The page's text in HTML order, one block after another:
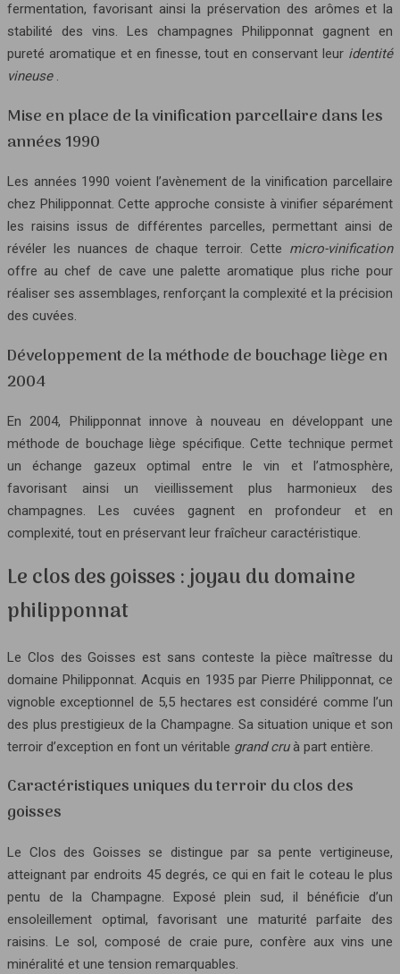
fermentation, favorisant ainsi la préservation des arômes et la
stabilité des vins. Les champagnes Philipponnat gagnent en
pureté aromatique et en finesse, tout en conservant leur identité
vineuse .
Mise en place de la vinification parcellaire dans les
années 1990
Les années 1990 voient l’avènement de la vinification parcellaire
chez Philipponnat. Cette approche consiste à vinifier séparément
les raisins issus de différentes parcelles, permettant ainsi de
révéler les nuances de chaque terroir. Cette micro-vinification
offre au chef de cave une palette aromatique plus riche pour
réaliser ses assemblages, renforçant la complexité et la précision
des cuvées.
Développement de la méthode de bouchage liège en
2004
En 2004, Philipponnat innove à nouveau en développant une
méthode de bouchage liège spécifique. Cette technique permet
un échange gazeux optimal entre le vin et l’atmosphère,
favorisant ainsi un vieillissement plus harmonieux des
champagnes. Les cuvées gagnent en profondeur et en
complexité, tout en préservant leur fraîcheur caractéristique.
Le clos des goisses : joyau du domaine
philipponnat
Le Clos des Goisses est sans conteste la pièce maîtresse du
domaine Philipponnat. Acquis en 1935 par Pierre Philipponnat, ce
vignoble exceptionnel de 5,5 hectares est considéré comme l’un
des plus prestigieux de la Champagne. Sa situation unique et son
terroir d’exception en font un véritable grand cruà part entière.
Caractéristiques uniques du terroir du clos des
goisses
Le Clos des Goisses se distingue par sa pente vertigineuse,
atteignant par endroits 45 degrés, ce qui en fait le coteau le plus
pentu de la Champagne. Exposé plein sud, il bénéficie d’un
ensoleillement optimal, favorisant une maturité parfaite des
raisins. Le sol, composé de craie pure, confère aux vins une
minéralité et une tension remarquables.